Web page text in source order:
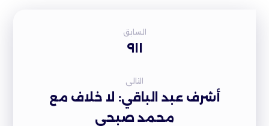
السابق
٩١١
التالى
أشرف عبد الباقي: لا خلاف مع
محمد صبحي